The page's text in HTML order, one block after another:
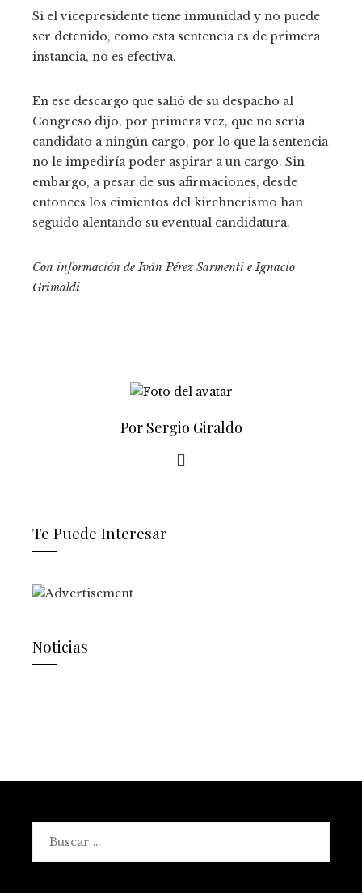
Si el vicepresidente tiene inmunidad y no puede
ser detenido, como esta sentencia es de primera
instancia, no es efectiva.
En ese descargo que salió de su despacho al
Congreso dijo, por primera vez, que no sería
candidato a ningún cargo, por lo que la sentencia
no le impediría poder aspirar a un cargo. Sin
embargo, a pesar de sus afirmaciones, desde
entonces los cimientos del kirchnerismo han
seguido alentando su eventual candidatura.
Con información de Iván Pérez Sarmenti e Ignacio
Grimaldi
Por Sergio Giraldo
Te Puede Interesar
Noticias